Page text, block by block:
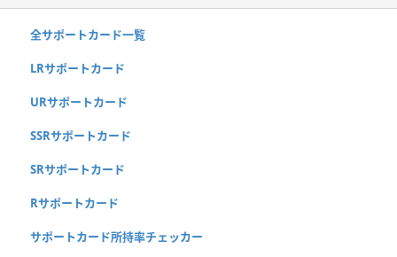
全サポートカード一覧
LRサポートカード
URサポートカード
SSRサポートカード
SRサポートカード
Rサポートカード
サポートカード所持率チェッカー